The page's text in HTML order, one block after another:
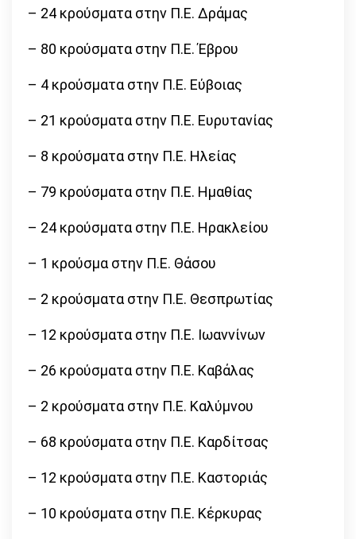
– 24 κρούσματα στην Π.Ε. Δράμας
– 80 κρούσματα στην Π.Ε. Έβρου
– 4 κρούσματα στην Π.Ε. Εύβοιας
– 21 κρούσματα στην Π.Ε. Ευρυτανίας
– 8 κρούσματα στην Π.Ε. Ηλείας
– 79 κρούσματα στην Π.Ε. Ημαθίας
– 24 κρούσματα στην Π.Ε. Ηρακλείου
– 1 κρούσμα στην Π.Ε. Θάσου
– 2 κρούσματα στην Π.Ε. Θεσπρωτίας
– 12 κρούσματα στην Π.Ε. Ιωαννίνων
– 26 κρούσματα στην Π.Ε. Καβάλας
– 2 κρούσματα στην Π.Ε. Καλύμνου
– 68 κρούσματα στην Π.Ε. Καρδίτσας
– 12 κρούσματα στην Π.Ε. Καστοριάς
– 10 κρούσματα στην Π.Ε. Κέρκυρας